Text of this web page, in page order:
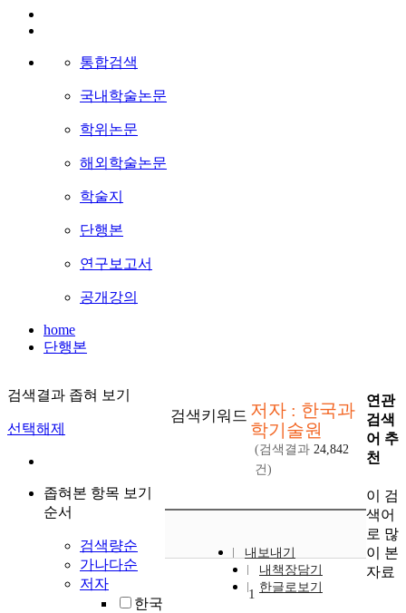
통합검색
국내학술논문
학위논문
해외학술논문
학술지
단행본
연구보고서
공개강의
home
단행본
검색결과 좁혀 보기
선택해제
좁혀본 항목 보기
순서
검색량순
가나다순
저자
한국
검색키워드 저자 : 한국과
학기술원
(검색결과 24,842
건)
내보내기
내책장담기
한글로보기
1
연관
검색
어 추
천
이 검
색어
로 많
이 본
자료